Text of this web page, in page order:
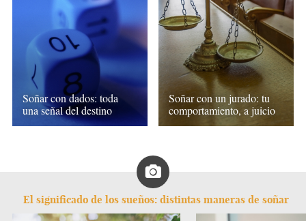
Soñar con dados: toda
una señal del destino
Soñar con un jurado: tu
comportamiento, a juicio
El significado de los sueños: distintas maneras de soñar